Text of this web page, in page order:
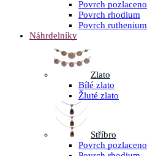
Povrch pozlaceno
Povrch rhodium
Povrch ruthenium
Náhrdelníky
Zlato
Bílé zlato
Žluté zlato
Stříbro
Povrch pozlaceno